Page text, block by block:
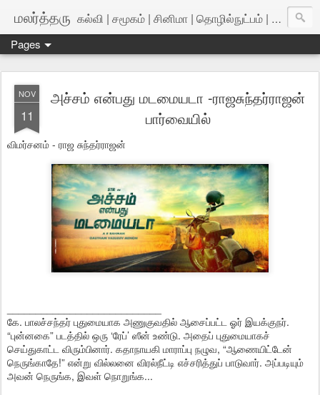
மலர்த்தரு கல்வி | சமூகம் | சினிமா | தொழில்நுட்பம் | அறிவியல்
Pages
NOV
11
அச்சம் என்பது மடமையடா -ராஜசுந்தர்ராஜன்
பார்வையில்
விமர்சனம் - ராஜ சுந்தர்ராஜன்
கே. பாலச்சந்தர் புதுமையாக அணுகுவதில் ஆசைப்பட்ட ஓர் இயக்குநர்.
“புன்னகை” படத்தில் ஒரு ‘ரேப்’ ஸீன் உண்டு. அதைப் புதுமையாகச்
செய்துகாட்ட விரும்பினார். கதாநாயகி மாராப்பு நழுவ, “ஆணையிட்டேன்
நெருங்காதே!” என்று வில்லனை விரல்நீட்டி எச்சரித்துப் பாடுவார். அப்படியும்
அவன் நெருங்க, இவள் நொறுங்க...